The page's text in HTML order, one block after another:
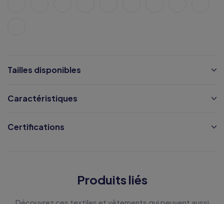
Tailles disponibles
Caractéristiques
Certifications
Produits liés